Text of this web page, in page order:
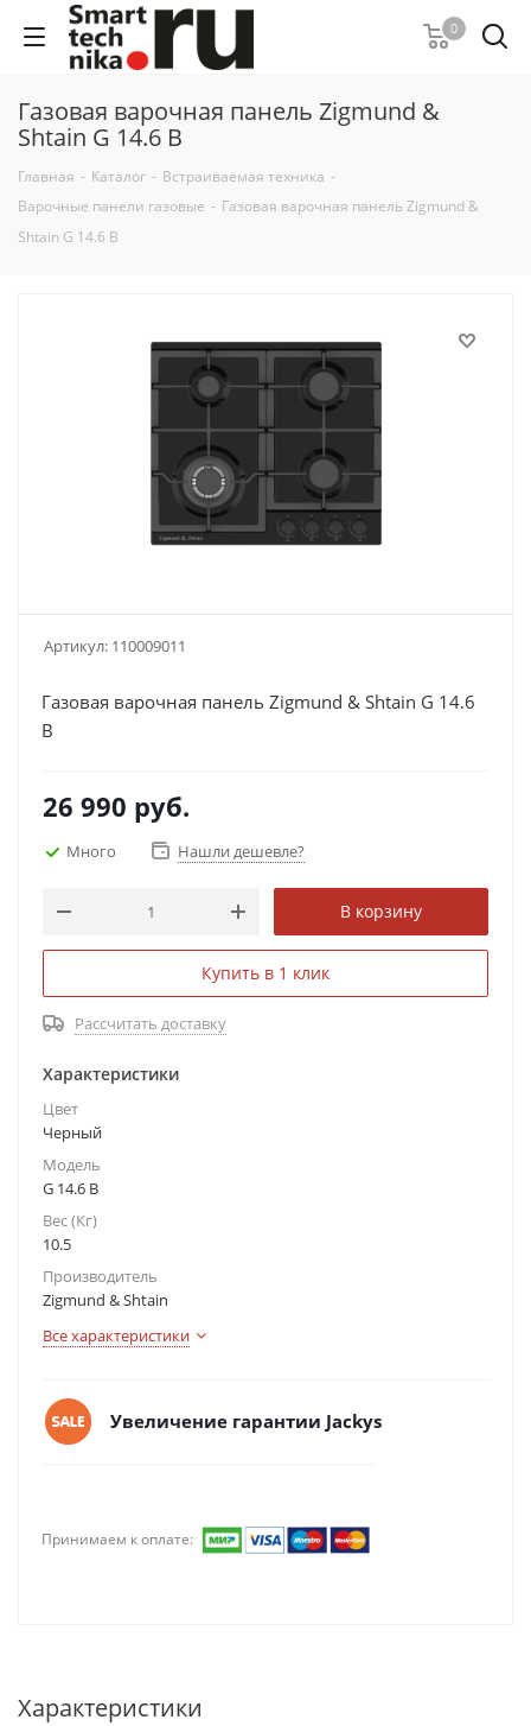
0
Газовая варочная панель Zigmund &
Shtain G 14.6 B
Главная - Каталог - Встраиваемая техника -
Варочные панели газовые - Газовая варочная панель Zigmund &
Shtain G 14.6 B
Артикул: 110009011
Газовая варочная панель Zigmund & Shtain G 14.6
B
26 990 руб.
Много Нашли дешевле?
В корзину
Купить в 1 клик
Рассчитать доставку
Характеристики
Цвет
Черный
Модель
G 14.6 B
Вес (Кг)
10.5
Производитель
Zigmund & Shtain
Все характеристики
Увеличение гарантии Jackys
Принимаем к оплате:
Характеристики